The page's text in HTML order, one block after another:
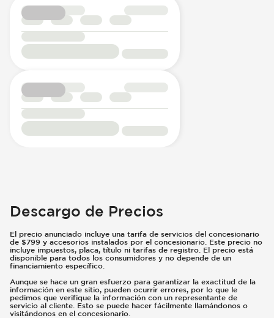
Descargo de Precios
El precio anunciado incluye una tarifa de servicios del concesionario
de $799 y accesorios instalados por el concesionario. Este precio no
incluye impuestos, placa, título ni tarifas de registro. El precio está
disponible para todos los consumidores y no depende de un
financiamiento específico.
Aunque se hace un gran esfuerzo para garantizar la exactitud de la
información en este sitio, pueden ocurrir errores, por lo que le
pedimos que verifique la información con un representante de
servicio al cliente. Esto se puede hacer fácilmente llamándonos o
visitándonos en el concesionario.